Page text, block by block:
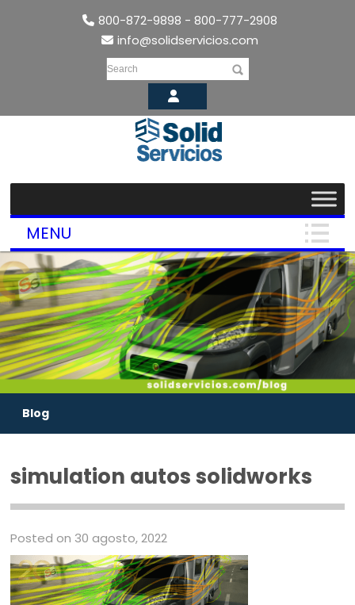
800-872-9898 - 800-777-2908
info@solidservicios.com
Search
MENU
Blog
simulation autos solidworks
Posted on 30 agosto, 2022